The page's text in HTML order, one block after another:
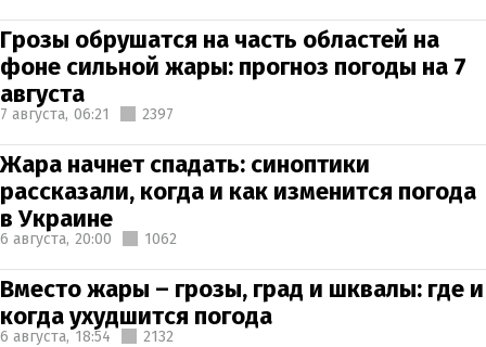
Грозы обрушатся на часть областей на
фоне сильной жары: прогноз погоды на 7
августа
7 августа, 06:21 2397
Жара начнет спадать: синоптики
рассказали, когда и как изменится погода
в Украине
6 августа, 20:00 1062
Вместо жары – грозы, град и шквалы: где и
когда ухудшится погода
6 августа, 18:54 2132